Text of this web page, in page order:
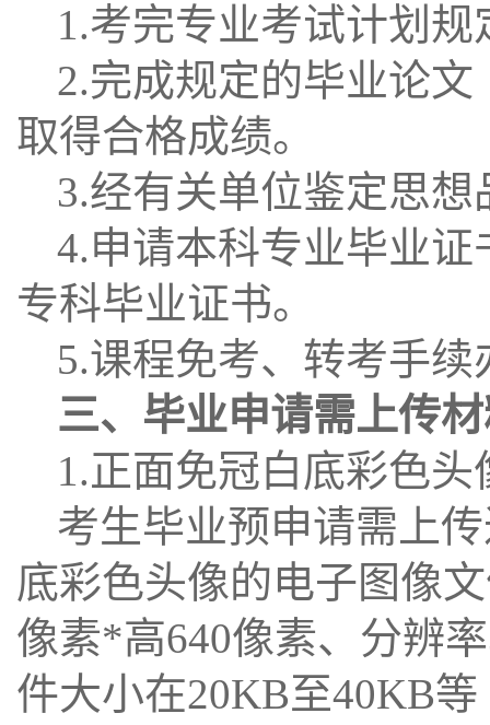
1.考完专业考试计划
2.完成规定的毕业论
取得合格成绩。
3.经有关单位鉴定思想
4.申请本科专业毕业
专科毕业证书。
5.课程免考、转考手
三、毕业申请需上传
1.正面免冠白底彩色
考生毕业预申请需上
底彩色头像的电子图像
像素*高640像素、分辨
件大小在20KB至40KB等